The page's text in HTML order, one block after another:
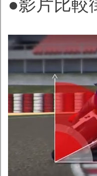
●影片比較